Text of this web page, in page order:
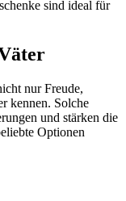
sind ideal für
nur Freude,
kennen. Solche
und stärken die
Optionen